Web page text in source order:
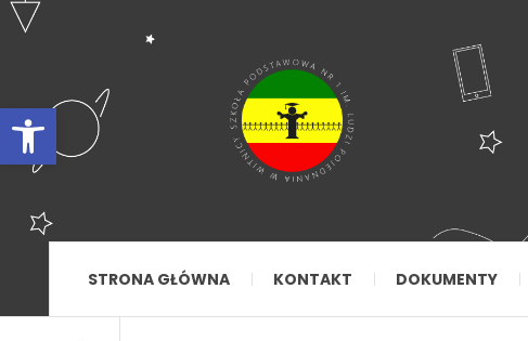
Otwórz pasek narzędzi
STRONA GŁÓWNA KONTAKT DOKUMENTY